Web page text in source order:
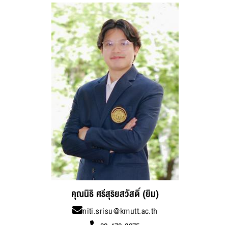
คุณนิธิ ศรีสุริยสวัสดิ์ (ยิม)
niti.srisu@kmutt.ac.th